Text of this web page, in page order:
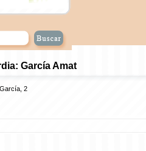
García Amat
2